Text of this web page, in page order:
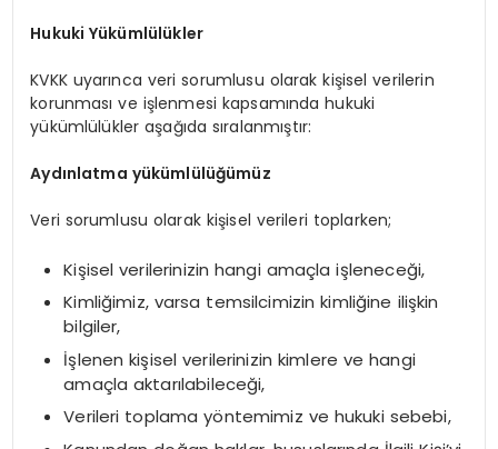
Hukuki Yükümlülükler
KVKK uyarınca veri sorumlusu olarak kişisel verilerin
korunması ve işlenmesi kapsamında hukuki
yükümlülükler aşağıda sıralanmıştır:
Aydınlatma yükümlülüğümüz
Veri sorumlusu olarak kişisel verileri toplarken;
Kişisel verilerinizin hangi amaçla işleneceği,
Kimliğimiz, varsa temsilcimizin kimliğine ilişkin
bilgiler,
İşlenen kişisel verilerinizin kimlere ve hangi
amaçla aktarılabileceği,
Verileri toplama yöntemimiz ve hukuki sebebi,